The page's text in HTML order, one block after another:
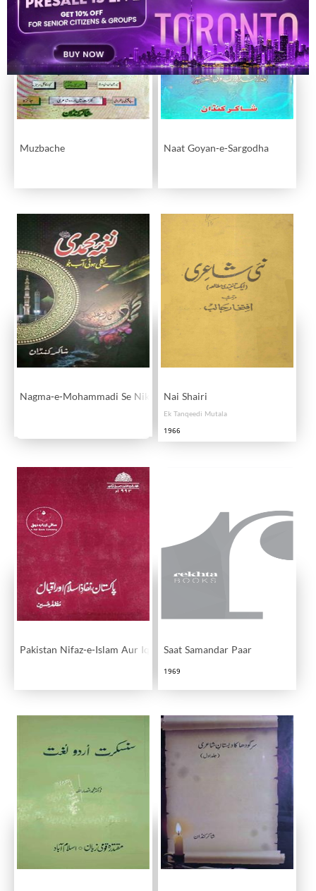
Muzbache Naat Goyan-e-Sargodha
Nagma-e-Mohammadi Se Nikli Hui Aab-e-Joo
Nai Shairi
Ek Tanqeedi Mutala
1966
Pakistan Nifaz-e-Islam Aur Iqbal Saat Samandar Paar
1969